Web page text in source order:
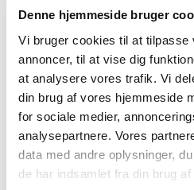
Denne hjemmeside bruger
Vi bruger cookies til at tilpasse
annoncer, til at vise dig
at analysere vores trafik. Vi
din brug af vores hjemmeside
for sociale medier,
analysepartnere. Vores
data med andre oplysninger,
de har indsamlet fra din brug af
2013 (49)
2012 (44)
2011 (13)
2010 (7)
2009 (14)
2008 (8)
december (1)
november (2)